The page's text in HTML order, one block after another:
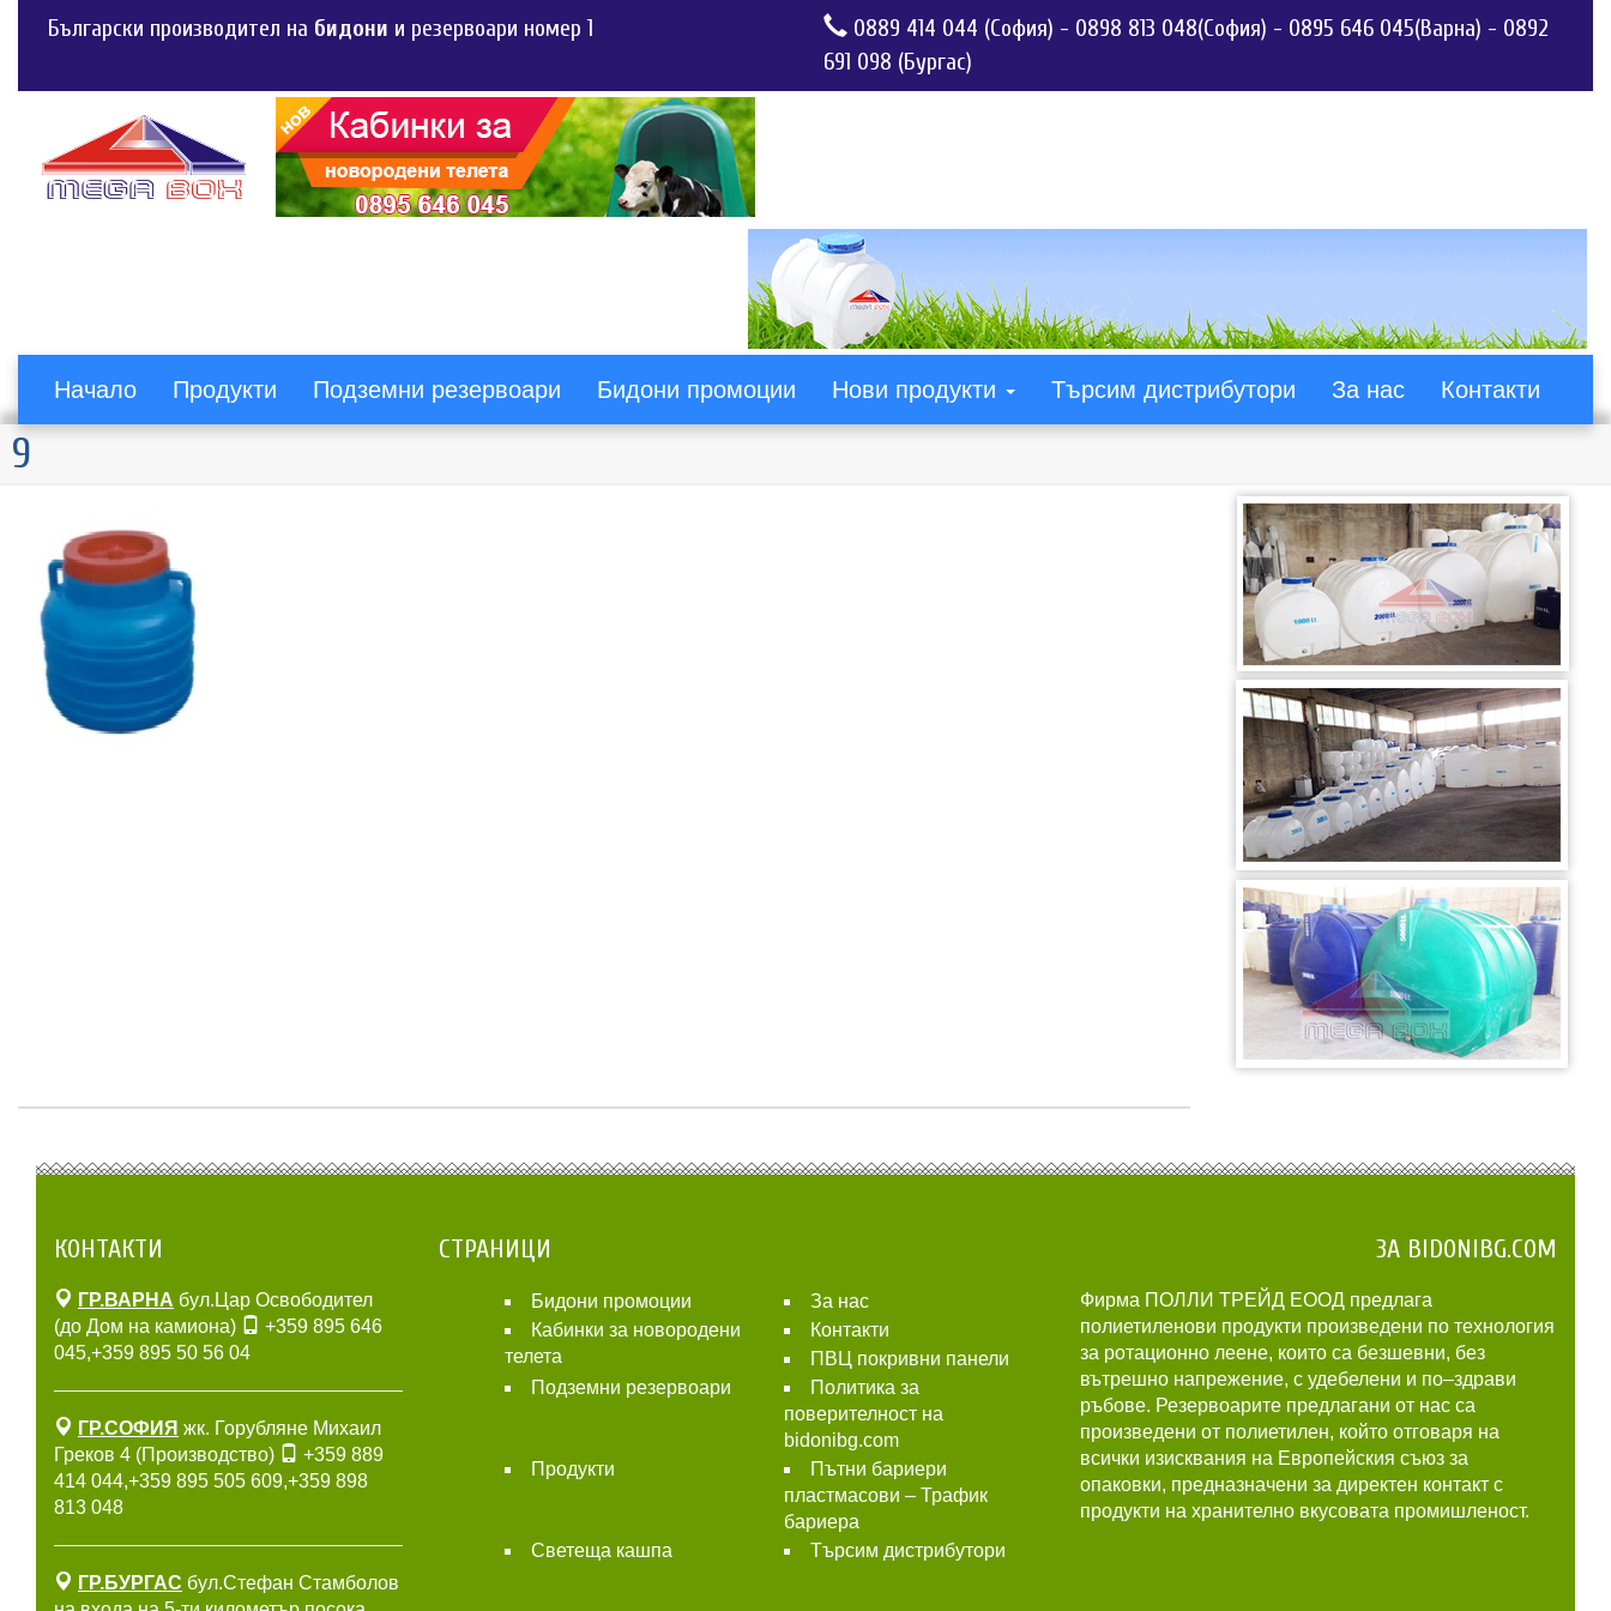
Български производител на бидони и резервоари номер 1 0889 414 044 (София) - 0898 813 048(София) - 0895 646 045(Варна) - 0892
691 098 (Бургас)
Начало Продукти Подземни резервоари Бидони промоции Нови продукти Търсим дистрибутори За нас Контакти
9
КОНТАКТИ
ГР.ВАРНА бул.Цар Освободител
(до Дом на камиона)
+359 895 646
045,+359 895 50 56 04
ГР.СОФИЯ жк. Горубляне Михаил
Греков 4 (Производство)
+359 889
414 044,+359 895 505 609,+359 898
813 048
ГР.БУРГАС бул.Стефан Стамболов
СТРАНИЦИ
Бидони промоции
За нас
Кабинки за новородени
телета
Контакти
ПВЦ покривни панели
Подземни резервоари
Политика за
поверителност на
bidonibg.com
Продукти
Пътни бариери
пластмасови – Трафик
бариера
Светеща кашпа
Търсим дистрибутори
ЗА BIDONIBG.COM
Фирма ПОЛЛИ ТРЕЙД ЕООД предлага
полиетиленови продукти произведени по технология
за ротационно леене, които са безшевни, без
вътрешно напрежение, с удебелени и по–здрави
ръбове. Резервоарите предлагани от нас са
произведени от полиетилен, който отговаря на
всички изисквания на Европейския съюз за
опаковки, предназначени за директен контакт с
продукти на хранително вкусовата промишленост.